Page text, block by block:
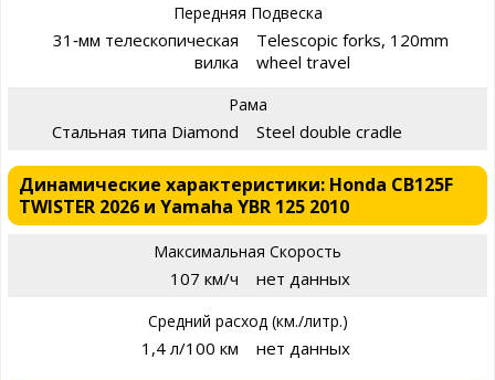
Передняя Подвеска
31‑мм телескопическая
вилка
Telescopic forks, 120mm
wheel travel
Рама
Стальная типа Diamond Steel double cradle
Динамические характеристики: Honda CB125F
TWISTER 2026 и Yamaha YBR 125 2010
Максимальная Скорость
107 км/ч нет данных
Средний расход (км./литр.)
1,4 л/100 км нет данных